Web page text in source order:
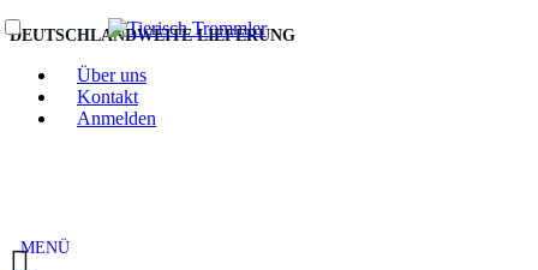
DEUTSCHLANDWEITE LIEFERUNG
Über uns
Kontakt
Anmelden